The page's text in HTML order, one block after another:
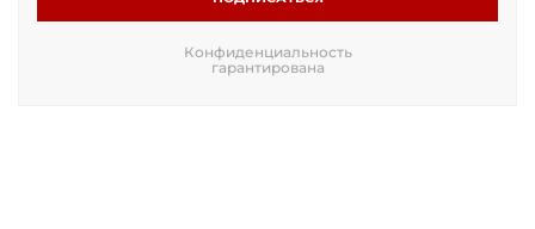
Конфиденциальность
гарантирована